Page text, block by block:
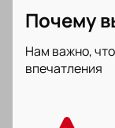
поп-музыки.
разных
стране. На
треки, так и
настоящего
Почему
Нам важно,
впечатления